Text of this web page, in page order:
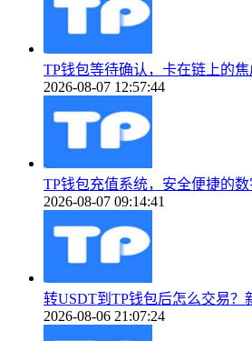
TP钱包等待确认，卡在链上的
2026-08-07 12:57:44
TP钱包充值系统，安全便捷的
2026-08-07 09:14:41
转USDT到TP钱包后怎么交易？
2026-08-06 21:07:24